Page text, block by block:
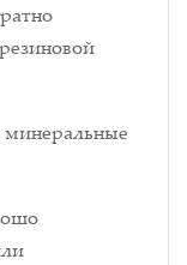
минеральные